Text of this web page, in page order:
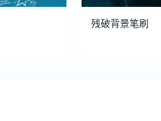
残破背景笔刷